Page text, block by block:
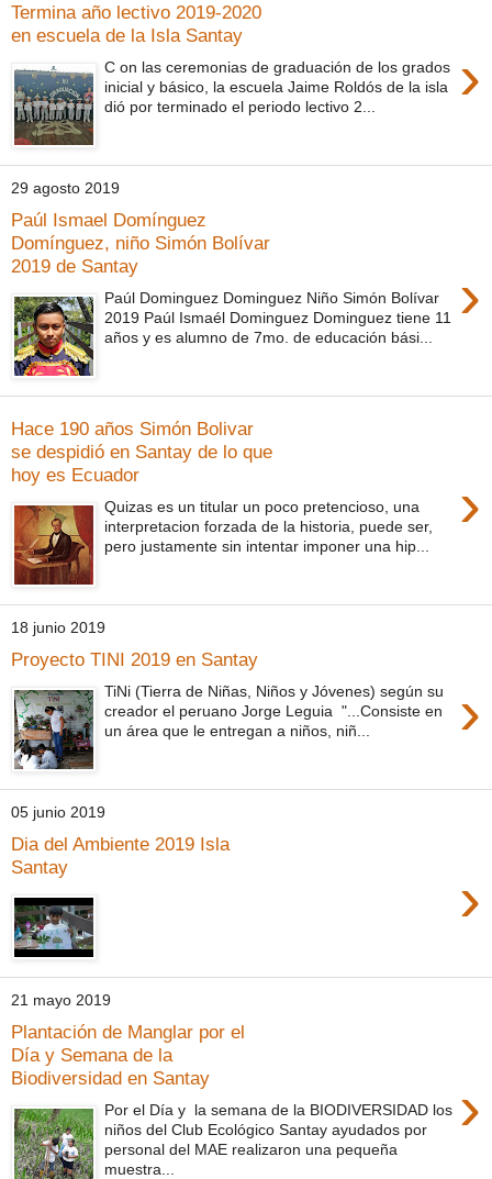
Termina año lectivo 2019-2020
en escuela de la Isla Santay
›
C on las ceremonias de graduación de los grados
inicial y básico, la escuela Jaime Roldós de la isla
dió por terminado el periodo lectivo 2...
29 agosto 2019
Paúl Ismael Domínguez
Domínguez, niño Simón Bolívar
2019 de Santay
›
Paúl Dominguez Dominguez Niño Simón Bolívar
2019 Paúl Ismaél Dominguez Dominguez tiene 11
años y es alumno de 7mo. de educación bási...
Hace 190 años Simón Bolivar
se despidió en Santay de lo que
hoy es Ecuador
›
Quizas es un titular un poco pretencioso, una
interpretacion forzada de la historia, puede ser,
pero justamente sin intentar imponer una hip...
18 junio 2019
Proyecto TINI 2019 en Santay
›
TiNi (Tierra de Niñas, Niños y Jóvenes) según su
creador el peruano Jorge Leguia "...Consiste en
un área que le entregan a niños, niñ...
05 junio 2019
Dia del Ambiente 2019 Isla
Santay
›
21 mayo 2019
Plantación de Manglar por el
Día y Semana de la
Biodiversidad en Santay
›
Por el Día y la semana de la BIODIVERSIDAD los
niños del Club Ecológico Santay ayudados por
personal del MAE realizaron una pequeña
muestra...